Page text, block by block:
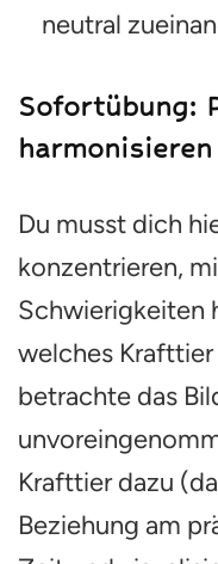
neutral
Sofortübung:
harmonisieren
Du musst dich
konzentrieren,
Schwierigkeiten
welches
betrachte das
Krafttier dazu
Beziehung am